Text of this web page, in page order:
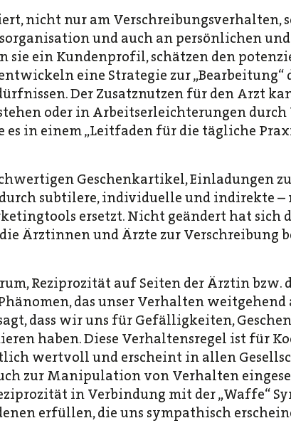
nicht nur am Verschreibungsverhalten,
und auch an persönlichen
ein Kundenprofil, schätzen den
eine Strategie zur „Bearbeitung“
Der Zusatznutzen für den Arzt
oder in Arbeitserleichterungen durch
es in einem „Leitfaden für die tägliche
Geschenkartikel, Einladungen zu
subtilere, individuelle und indirekte –
ersetzt. Nicht geändert hat sich
Ärztinnen und Ärzte zur Verschreibung
Reziprozität auf Seiten der Ärztin bzw.
das unser Verhalten
dass wir uns für Gefälligkeiten,
haben. Diese Verhaltensregel ist für
wertvoll und erscheint in allen
zur Manipulation von Verhalten
in Verbindung mit der „Waffe“
erfüllen, die uns sympathisch